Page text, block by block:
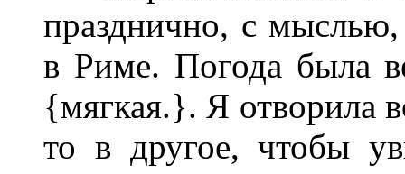
празднично, с
в Риме. Погода была
{мягкая.}. Я отворила
то в другое, чтобы